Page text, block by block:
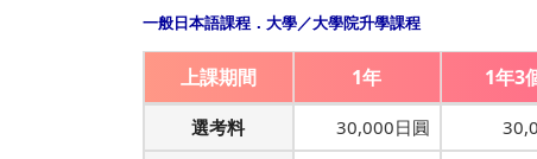
一般日本語課程．大學／大學院升學課程
上課期間 1年 1年3
選考料 30,000日圓